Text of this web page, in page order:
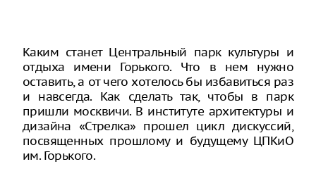
Каким станет Центральный парк культуры и
отдыха имени Горького. Что в нем нужно
оставить, а от чего хотелось бы избавиться раз
и навсегда. Как сделать так, чтобы в парк
пришли москвичи. В институте архитектуры и
дизайна «Стрелка» прошел цикл дискуссий,
посвященных прошлому и будущему ЦПКиО
им. Горького.